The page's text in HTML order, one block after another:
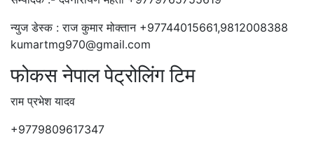
न्युज डेस्क : राज कुमार मोक्तान +97744015661,9812008388
kumartmg970@gmail.com
फोकस नेपाल पेट्रोलिंग टिम
राम प्रभेश यादव
+9779809617347